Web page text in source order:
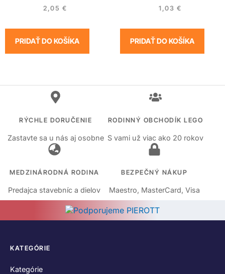
2,05 €
PRIDAŤ DO KOŠÍKA
1,03 €
PRIDAŤ DO KOŠÍKA
RÝCHLE DORUČENIE
Zastavte sa u nás aj osobne
RODINNÝ OBCHODÍK LEGO
S vami už viac ako 20 rokov
MEDZINÁRODNÁ RODINA
Predajca stavebníc a dielov
BEZPEČNÝ NÁKUP
Maestro, MasterCard, Visa
KATEGÓRIE
Kategórie